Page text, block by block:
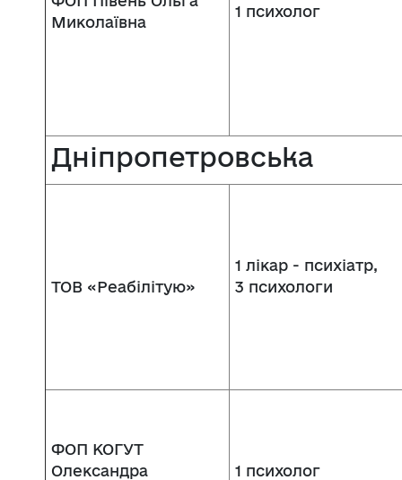
Миколаївна
1 психолог
Дніпропетровська
ТОВ «Реабілітую»
1 лікар - психіатр,
3 психологи
ФОП КОГУТ
Олександра
1 психолог